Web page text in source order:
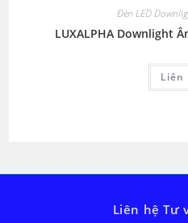
Đèn LED
LUXALPHA Downlight
Liên
Liên hệ Tư